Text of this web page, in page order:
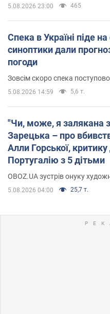
5.08.2026 23:00 465
Спека в Україні піде
синоптики дали
погоди
Зовсім скоро спека поступово
5.08.2026 14:59 5,6 т.
"Чи, може, я залякана
Зарецька – про
Алли Горської,
Португалію з 5 дітьми
OBOZ.UA зустрів онуку
5.08.2026 04:00 25,7 т.